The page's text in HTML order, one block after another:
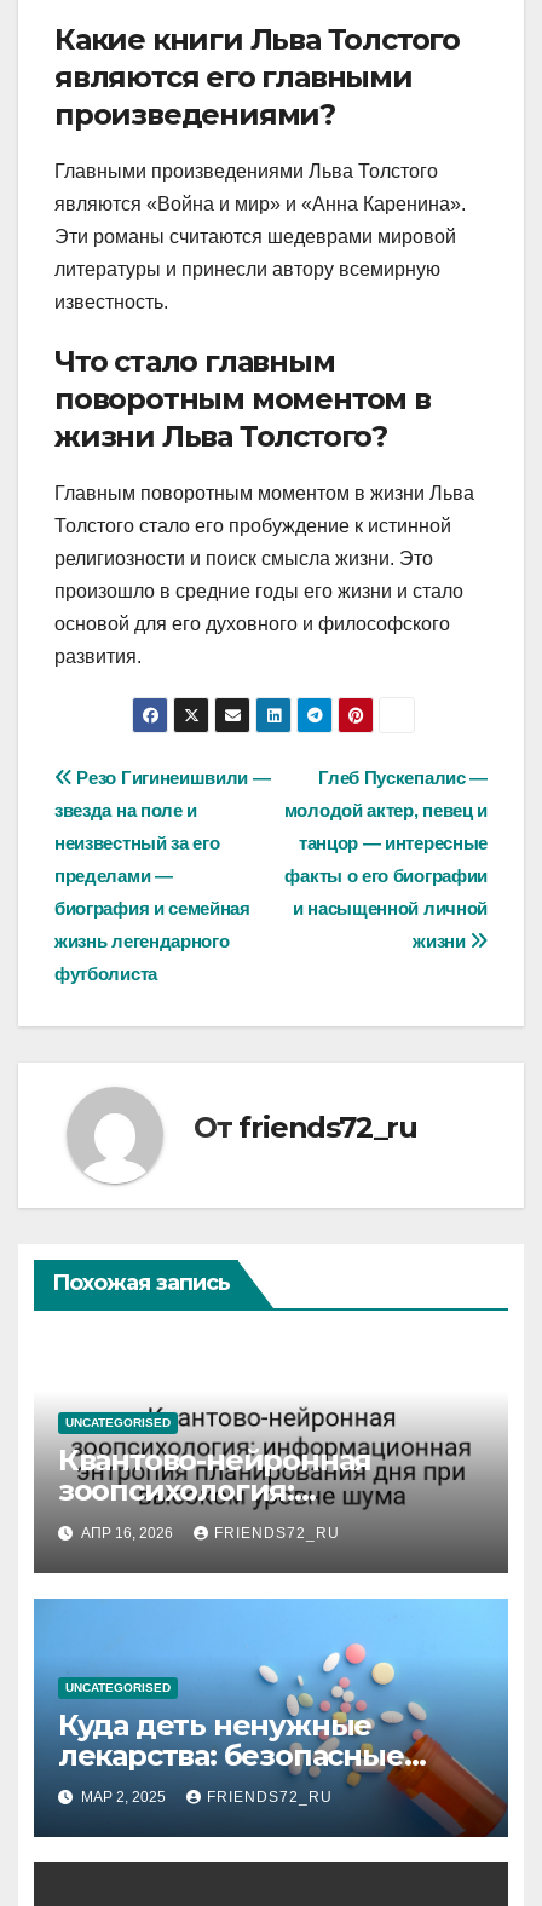
Какие книги Льва Толстого
являются его главными
произведениями?
Главными произведениями Льва Толстого
являются «Война и мир» и «Анна Каренина».
Эти романы считаются шедеврами мировой
литературы и принесли автору всемирную
известность.
Что стало главным
поворотным моментом в
жизни Льва Толстого?
Главным поворотным моментом в жизни Льва
Толстого стало его пробуждение к истинной
религиозности и поиск смысла жизни. Это
произошло в средние годы его жизни и стало
основой для его духовного и философского
развития.
Навигация
по
записям
Глеб Пускепалис —
молодой актер, певец и
танцор — интересные
факты о его биографии
и насыщенной личной
жизни
Резо Гигинеишвили —
звезда на поле и
неизвестный за его
пределами —
биография и семейная
жизнь легендарного
футболиста
От friends72_ru
Похожая запись
UNCATEGORISED
Квантово-нейронная
зоопсихология:
информационная энтропия
планирования дня при
высоком уровне шума
АПР 16, 2026 FRIENDS72_RU
UNCATEGORISED
Куда деть ненужные
лекарства: безопасные
способы утилизации
МАР 2, 2025 FRIENDS72_RU